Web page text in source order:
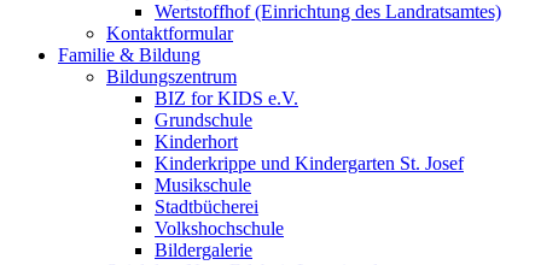
Wertstoffhof (Einrichtung des Landratsamtes)
Kontaktformular
Familie & Bildung
Bildungszentrum
BIZ for KIDS e.V.
Grundschule
Kinderhort
Kinderkrippe und Kindergarten St. Josef
Musikschule
Stadtbücherei
Volkshochschule
Bildergalerie